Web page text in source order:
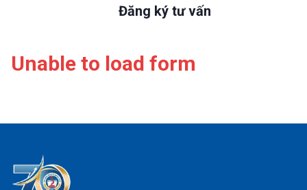
Đăng ký tư vấn
Unable to load form